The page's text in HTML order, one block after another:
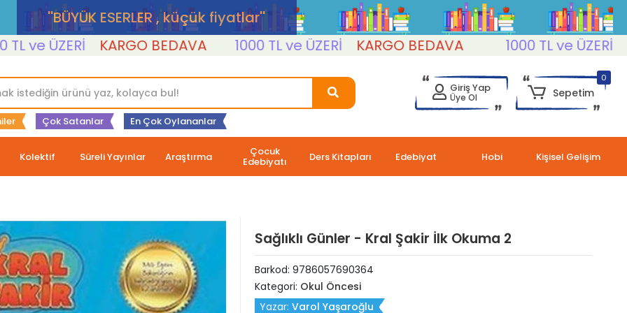
''BÜYÜK ESERLER , küçük fiyatlar''
ÜZERİ KARGO BEDAVA 1000 TL ve ÜZERİ KARGO BEDAVA 1000 TL ve ÜZERİ
Çok Satanlar En Çok Oylananlar
Giriş Yap
Üye Ol
0
Sepetim
Kolektif Süreli Yayınlar Araştırma Çocuk
Edebiyatı Ders Kitapları Edebiyat Hobi Kişisel Gelişim
Sağlıklı Günler - Kral Şakir İlk Okuma 2
Barkod: 9786057690364
Kategori: Okul Öncesi
Yazar: Varol Yaşaroğlu